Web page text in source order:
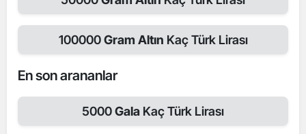
100000Gram Altın Kaç Türk Lirası
En son arananlar
5000Gala Kaç Türk Lirası